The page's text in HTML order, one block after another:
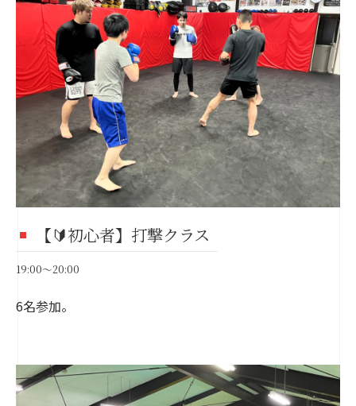
【🔰初心者】打撃クラス
19:00～20:00
6名参加。